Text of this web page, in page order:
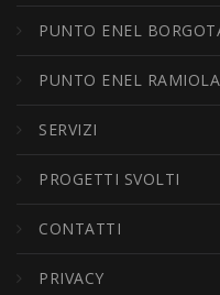
PUNTO ENEL
PUNTO ENEL RAMIOLA
SERVIZI
PROGETTI SVOLTI
CONTATTI
PRIVACY